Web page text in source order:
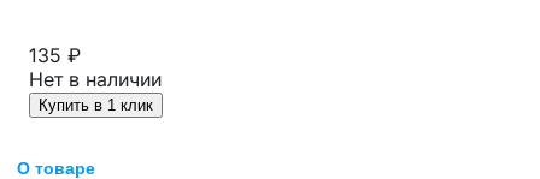
135 ₽
Нет в наличии
Купить в 1 клик
О товаре